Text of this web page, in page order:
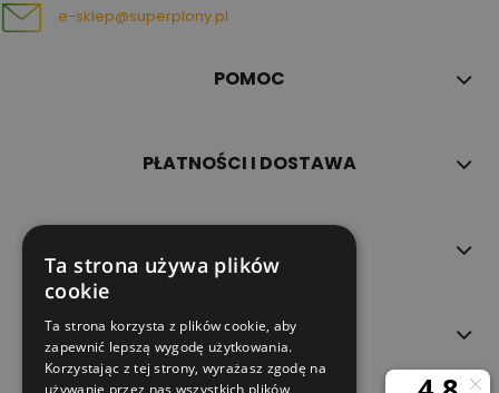
e-sklep@superplony.pl
POMOC
PŁATNOŚCI I DOSTAWA
O NAS
Ta strona używa plików
cookie
Ta strona korzysta z plików cookie, aby
zapewnić lepszą wygodę użytkowania.
Korzystając z tej strony, wyrażasz zgodę na
używanie przez nas wszystkich plików